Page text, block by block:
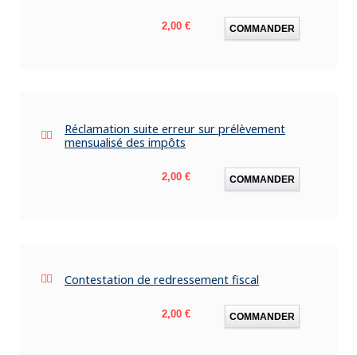
Prix
2,00 € COMMANDER
Réclamation suite erreur sur prélèvement
mensualisé des impôts
Prix
2,00 € COMMANDER
Contestation de redressement fiscal
Prix
2,00 € COMMANDER